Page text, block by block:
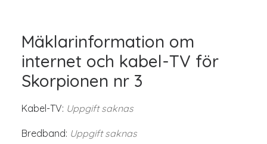
Mäklarinformation om
internet och kabel-TV för
Skorpionen nr 3
Kabel-TV: Uppgift saknas
Bredband: Uppgift saknas